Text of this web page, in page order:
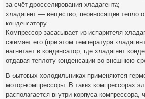
за счёт дросселирования хладагента;
хладагент — вещество, переносящее тепло
конденсатору.
Компрессор засасывает из испарителя
сжимает его (при этом температура
нагнетает в конденсатор, где хладагент
отдавая теплоту конденсации во внешнюю
В бытовых холодильниках применяются
мотор-компрессоры. В таких компрессорах
располагается внутри корпуса компрессора,